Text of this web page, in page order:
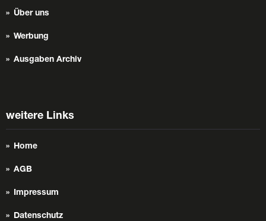
Über uns
Werbung
Ausgaben Archiv
weitere Links
Home
AGB
Impressum
Datenschutz